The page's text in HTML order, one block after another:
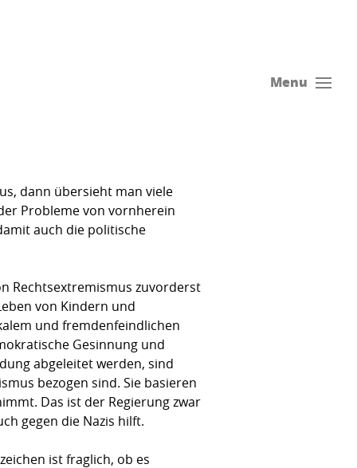
Menu
dann übersieht man viele
Probleme von vornherein
auch die politische
Rechtsextremismus zuvorderst
von Kindern und
und fremden­feindlichen
Gesinnung und
abgeleitet werden, sind
bezogen sind. Sie basieren
Das ist der Regierung zwar
gegen die Nazis hilft.
ist fraglich, ob es